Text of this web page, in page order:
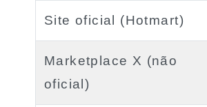
Site oficial (Hotmart)
Marketplace X (não
oficial)